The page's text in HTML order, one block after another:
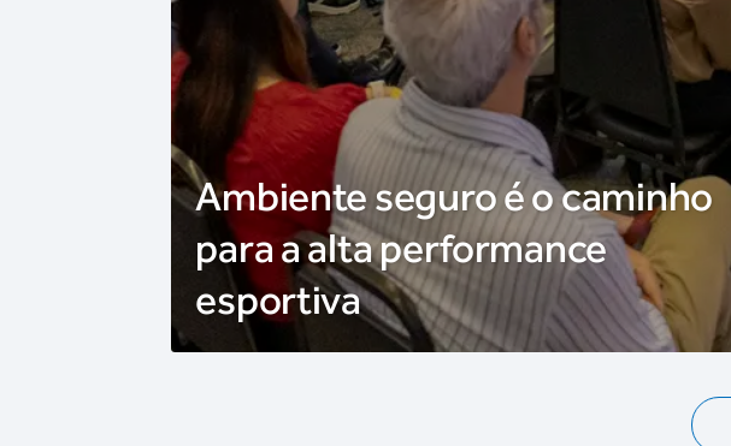
Ambiente seguro é o caminho
para a alta performance
esportiva